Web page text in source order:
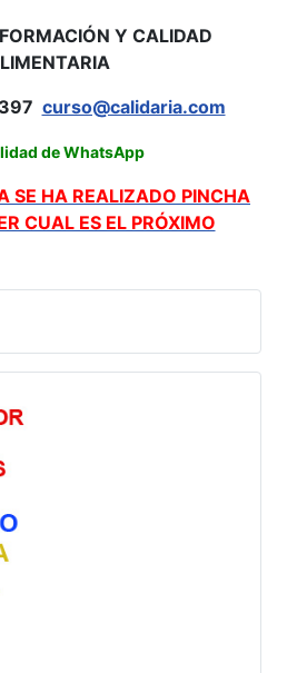
Y CALIDAD
curso@calidaria.com
de WhatsApp
SE HA REALIZADO PINCHA
CUAL ES EL PRÓXIMO